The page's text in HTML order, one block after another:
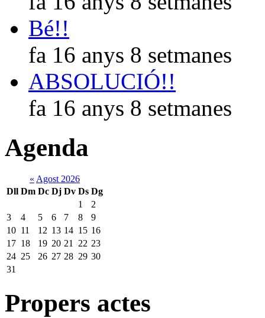
Bé!!
fa 16 anys 8 setmanes
ABSOLUCIÓ!!
fa 16 anys 8 setmanes
Agenda
« Agost 2026
Dll Dm Dc Dj Dv Ds Dg
1
2
3
4 5 6 7 8
9
10 11 12 13 14 15 16
17 18 19 20 21 22 23
24 25 26 27 28 29 30
31
Propers actes